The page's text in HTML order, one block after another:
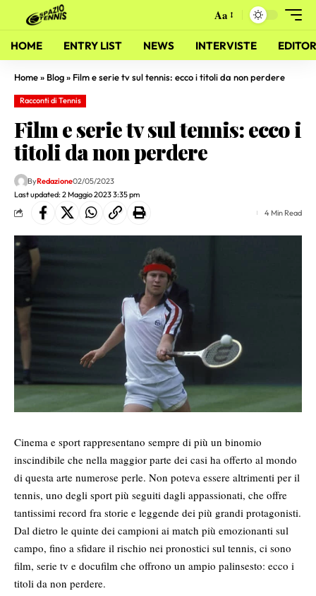
Aa
HOME ENTRY LIST NEWS INTERVISTE
Home» Blog» Film e serie tv sul tennis: ecco i titoli da non perdere
Racconti di Tennis
Film e serie tv sul tennis: ecco i
titoli da non perdere
Last updated: 2 Maggio 2023 3:35 pm
ByRedazione02/05/2023
4 Min Read
Cinema e sport rappresentano sempre di più un binomio
inscindibile che nella maggior parte dei casi ha offerto al mondo
di questa arte numerose perle. Non poteva essere altrimenti per il
tennis, uno degli sport più seguiti dagli appassionati, che offre
tantissimi record fra storie e leggende dei più grandi protagonisti.
Dal dietro le quinte dei campioni ai match più emozionanti sul
campo, fino a sfidare il rischio nei pronostici sul tennis, ci sono
film, serie tv e docufilm che offrono un ampio palinsesto: ecco i
titoli da non perdere.